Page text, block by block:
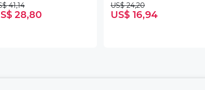
41,14
28,80
US$ 24,20
US$ 16,94